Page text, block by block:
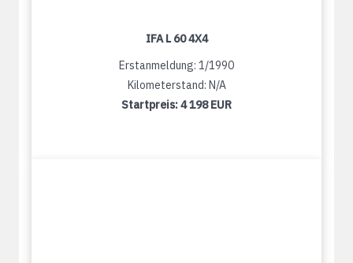
IFA L 60 4X4
Erstanmeldung: 1/1990
Kilometerstand: N/A
Startpreis:4 198 EUR